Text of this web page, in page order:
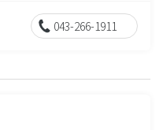
043-266-1911